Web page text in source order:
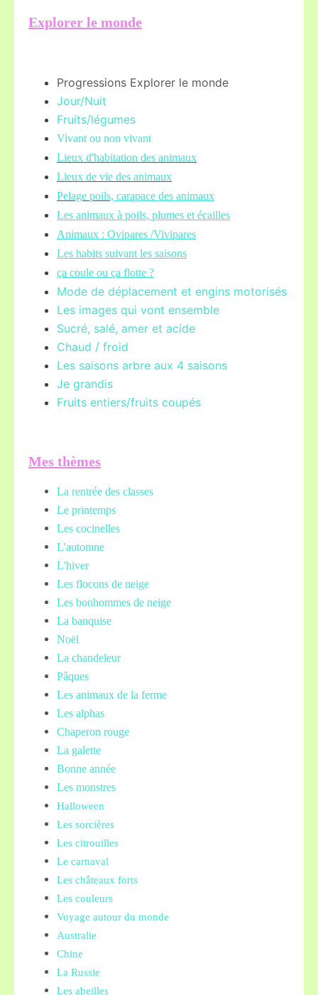
Explorer le monde
Progressions Explorer le monde
Jour/Nuit
Fruits/légumes
Vivant ou non vivant
Lieux d'habitation des animaux
Lieux de vie des animaux
Pelage poils, carapace des animaux
Les animaux à poils, plumes et écailles
Animaux : Ovipares /Vivipares
Les habits suivant les saisons
ça coule ou ça flotte ?
Mode de déplacement et engins motorisés
Les images qui vont ensemble
Sucré, salé, amer et acide
Chaud / froid
Les saisons arbre aux 4 saisons
Je grandis
Fruits entiers/fruits coupés
Mes thèmes
La rentrée des classes
Le printemps
Les cocinelles
L'automne
L'hiver
Les flocons de neige
Les bonhommes de neige
La banquise
Noël
La chandeleur
Pâques
Les animaux de la ferme
Les alphas
Chaperon rouge
La galette
Bonne année
Les monstres
Halloween
Les sorcières
Les citrouilles
Le carnaval
Les châteaux forts
Les couleurs
Voyage autour du monde
Australie
Chine
La Russie
Les abeilles